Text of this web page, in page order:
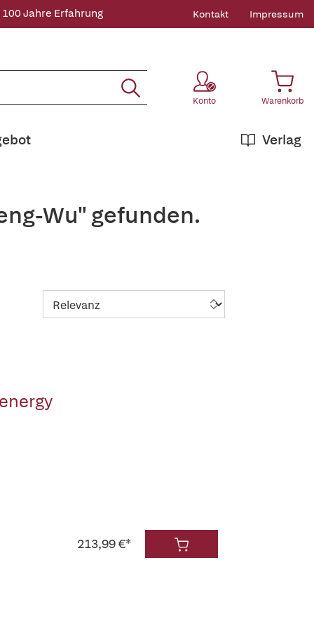
100 Jahre Erfahrung Kontakt Impressum
Konto Warenkorb
Verlag
Wu" gefunden.
213,99 €*